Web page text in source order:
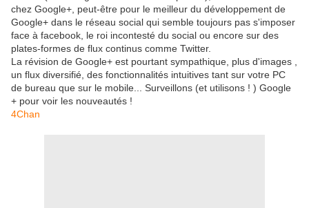
chez Google+, peut-être pour le meilleur du développement de
Google+ dans le réseau social qui semble toujours pas s'imposer
face à facebook, le roi incontesté du social ou encore sur des
plates-formes de flux continus comme Twitter.
La révision de Google+ est pourtant sympathique, plus d'images ,
un flux diversifié, des fonctionnalités intuitives tant sur votre PC
de bureau que sur le mobile... Surveillons (et utilisons ! ) Google
+ pour voir les nouveautés !
4Chan